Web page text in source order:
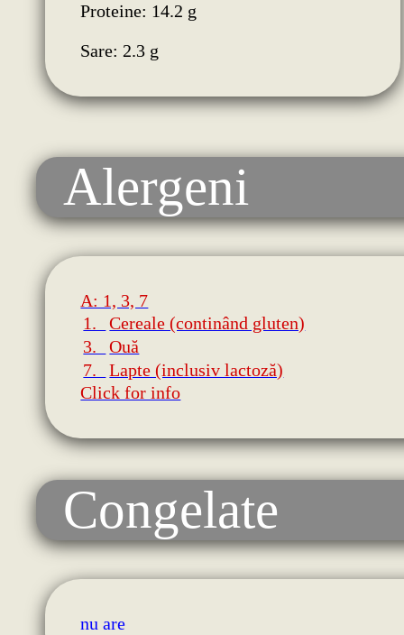
Proteine: 14.2 g
Sare: 2.3 g
Alergeni
A: 1, 3, 7
1.
Cereale (continând gluten)
3.
Ouă
7.
Lapte (inclusiv lactoză)
Click for info
Congelate
nu are